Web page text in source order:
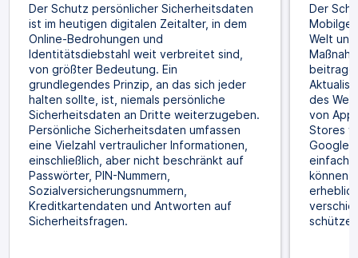
Der Schutz persönlicher Sicherheitsdaten
ist im heutigen digitalen Zeitalter, in dem
Online-Bedrohungen und
Identitätsdiebstahl weit verbreitet sind,
von größter Bedeutung. Ein
grundlegendes Prinzip, an das sich jeder
halten sollte, ist, niemals persönliche
Sicherheitsdaten an Dritte weiterzugeben.
Persönliche Sicherheitsdaten umfassen
eine Vielzahl vertraulicher Informationen,
einschließlich, aber nicht beschränkt auf
Passwörter, PIN-Nummern,
Sozialversicherungsnummern,
Kreditkartendaten und Antworten auf
Sicherheitsfragen.
Der
Welt
des
von
Stores
Google
können